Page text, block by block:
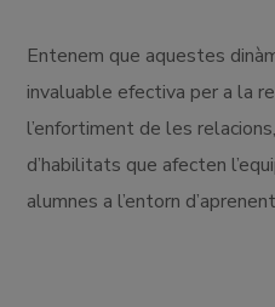
Entenem que aquestes
invaluable efectiva per a la
l’enfortiment de les
d’habilitats que afecten
alumnes a l’entorn